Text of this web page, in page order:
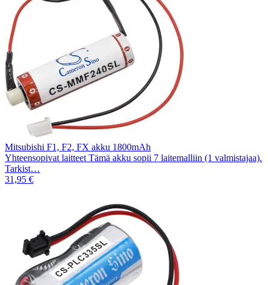
Mitsubishi F1, F2, FX akku 1800mAh
Yhteensopivat laitteet Tämä akku sopii 7 laitemalliin (1 valmistajaa).
Tarkist…
31,95 €